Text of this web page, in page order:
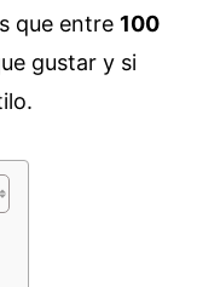
que entre 100
gustar y si